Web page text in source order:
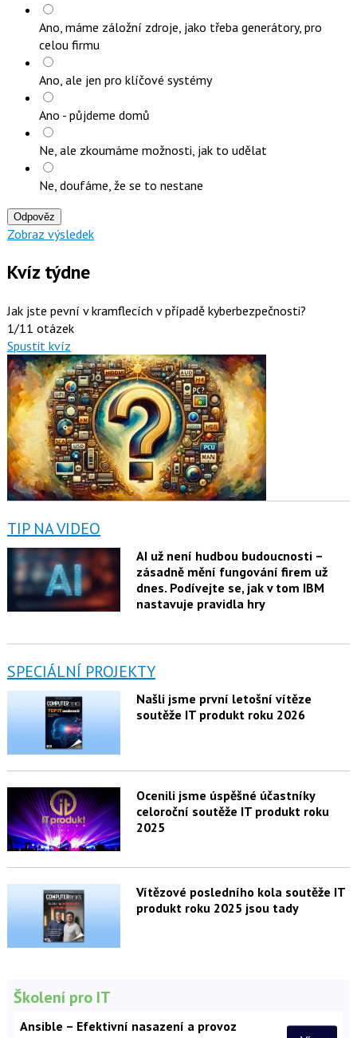
Ano, máme záložní zdroje, jako třeba generátory, pro
celou firmu
Ano, ale jen pro klíčové systémy
Ano - půjdeme domů
Ne, ale zkoumáme možnosti, jak to udělat
Ne, doufáme, že se to nestane
Odpověz
Zobraz výsledek
Kvíz týdne
Jak jste pevní v kramflecích v případě kyberbezpečnosti?
1/11 otázek
Spustit kvíz
TIP NA VIDEO
AI už není hudbou budoucnosti –
zásadně mění fungování firem už
dnes. Podívejte se, jak v tom IBM
nastavuje pravidla hry
SPECIÁLNÍ PROJEKTY
Našli jsme první letošní vítěze
soutěže IT produkt roku 2026
Ocenili jsme úspěšné účastníky
celoroční soutěže IT produkt roku
2025
Vítězové posledního kola soutěže IT
produkt roku 2025 jsou tady
Školení pro IT
Ansible – Efektivní nasazení a provoz